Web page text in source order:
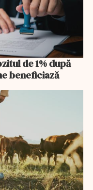
de 1% după
beneficiază